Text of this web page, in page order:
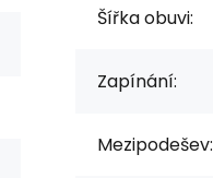
Šířka obuvi:
Zapínání:
Mezipodešev: